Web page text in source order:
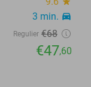
3 min. directions_car
Regulier €68
€47,60